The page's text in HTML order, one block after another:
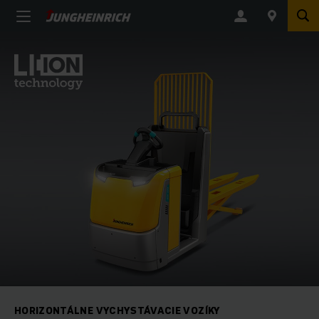
HORIZONTÁLNE VYCHYSTÁVACIE VOZÍKY